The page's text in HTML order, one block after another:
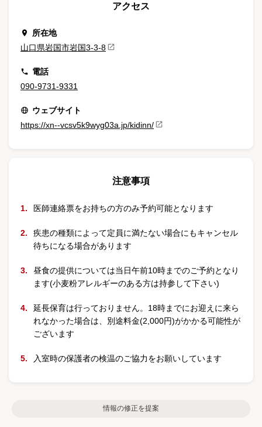
アクセス
所在地
山口県岩国市岩国3-3-8
電話
090-9731-9331
ウェブサイト
https://xn--vcsv5k9wyg03a.jp/kidinn/
注意事項
医師連絡票をお持ちの方のみ予約可能となります
疾患の種類によって定員に満たない場合にもキャンセル
待ちになる場合があります
昼食の提供については当日午前10時までのご予約となり
ます(小麦粉アレルギーのある方は持参して下さい)
延長保育は行っておりません。18時までにお迎えに来ら
れなかった場合は、別途料金(2,000円)がかかる可能性が
ございます
入室時の保護者の検温のご協力をお願いしています
情報の修正を提案